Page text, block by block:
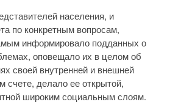
населения, и
по конкретным вопросам,
информировало подданных о
оповещало их в целом об
своей внутренней и внешней
счете, делало ее открытой,
широким социальным слоям.